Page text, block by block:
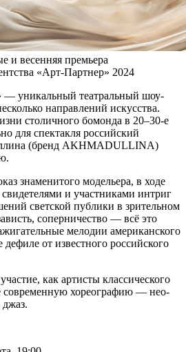
и весенняя премьера
«Арт-Партнер» 2024
театральный шоу-
направлений искусства.
столичного бомонда в 20–30-е
для спектакля российский
(бренд AKHMADULLINA)
знаменитого модельера, в ходе
и участниками интриг
светской публики в зрительном
соперничество — всё это
мелодии американского
от известного российского
как артисты классического
современную хореографию — нео-
джаз.